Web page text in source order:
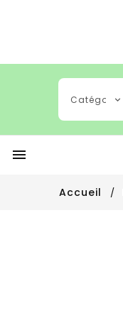

Accueil